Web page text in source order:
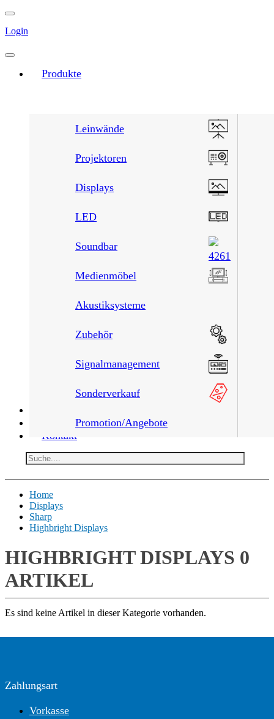
Login
Produkte
Leinwände
Projektoren
Displays
LED
Soundbar
Medienmöbel
Akustiksysteme
Zubehör
Signalmanagement
Sonderverkauf
Promotion/Angebote
Über uns
Kontakt
Home
Displays
Sharp
Highbright Displays
HIGHBRIGHT DISPLAYS 0
ARTIKEL
Es sind keine Artikel in dieser Kategorie vorhanden.
Zahlungsart
Vorkasse